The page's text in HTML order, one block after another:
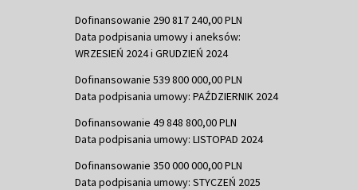
Dofinansowanie 290 817 240,00 PLN
Data podpisania umowy i aneksów:
WRZESIEŃ 2024 i GRUDZIEŃ 2024
Dofinansowanie 539 800 000,00 PLN
Data podpisania umowy: PAŹDZIERNIK 2024
Dofinansowanie 49 848 800,00 PLN
Data podpisania umowy: LISTOPAD 2024
Dofinansowanie 350 000 000,00 PLN
Data podpisania umowy: STYCZEŃ 2025